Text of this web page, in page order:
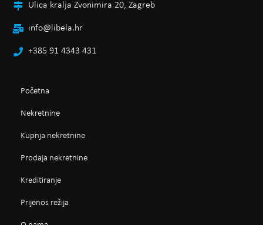
Ulica kralja Zvonimira 20, Zagreb
info@libela.hr
+385 91 4343 431
Početna
Nekretnine
Kupnja nekretnine
Prodaja nekretnine
Kreditiranje
Prijenos režija